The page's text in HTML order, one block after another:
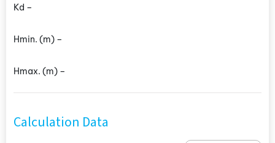
Kd –
Hmin.(m) –
Hmax.(m) –
Calculation Data